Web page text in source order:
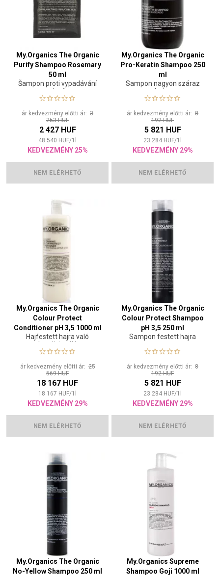
My.Organics The Organic
Purify Shampoo Rosemary
50 ml
Šampon proti vypadávání
vlasů
ár kedvezmény előtti ár: 3
253 HUF
2 427 HUF
48 540 HUF/1
KEDVEZMÉNY 25%
NEM ELÉRHETŐ
My.Organics The Organic
Pro-Keratin Shampoo 250
ml
Sampon nagyon száraz
hajra
ár kedvezmény előtti ár: 8
192 HUF
5 821 HUF
23 284 HUF/1
KEDVEZMÉNY 29%
NEM ELÉRHETŐ
My.Organics The Organic
Colour Protect
Conditioner pH 3,5 1000 ml
Hajfestett hajra való
kondicionáló
ár kedvezmény előtti ár:25
569 HUF
18 167 HUF
18 167 HUF/1
KEDVEZMÉNY 29%
NEM ELÉRHETŐ
My.Organics The Organic
Colour Protect Shampoo
pH 3,5 250 ml
Sampon festett hajra
ár kedvezmény előtti ár: 8
192 HUF
5 821 HUF
23 284 HUF/1
KEDVEZMÉNY 29%
NEM ELÉRHETŐ
My.Organics The Organic
No-Yellow Shampoo 250 ml
My.Organics Supreme
Shampoo Goji 1000 ml